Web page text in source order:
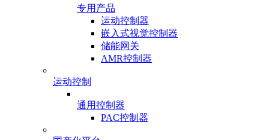
专用产品
运动控制器
嵌入式视觉控制器
储能网关
AMR控制器
运动控制
通用控制器
PAC控制器